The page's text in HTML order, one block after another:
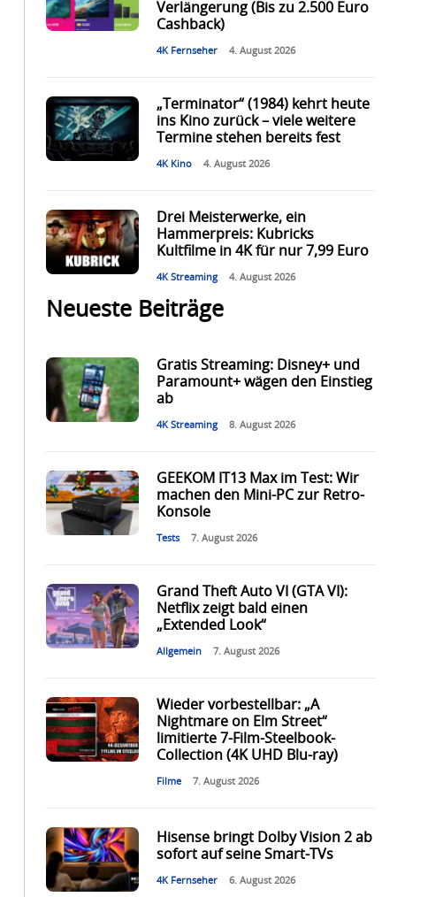
Verlängerung (Bis zu 2.500 Euro
Cashback)
4K Fernseher 4. August 2026
„Terminator“ (1984) kehrt heute
ins Kino zurück – viele weitere
Termine stehen bereits fest
4K Kino 4. August 2026
Drei Meisterwerke, ein
Hammerpreis: Kubricks
Kultfilme in 4K für nur 7,99 Euro
4K Streaming 4. August 2026
Neueste Beiträge
Gratis Streaming: Disney+ und
Paramount+ wägen den Einstieg
ab
4K Streaming 8. August 2026
GEEKOM IT13 Max im Test: Wir
machen den Mini-PC zur Retro-
Konsole
Tests 7. August 2026
Grand Theft Auto VI (GTA VI):
Netflix zeigt bald einen
„Extended Look“
Allgemein 7. August 2026
Wieder vorbestellbar: „A
Nightmare on Elm Street“
limitierte 7-Film-Steelbook-
Collection (4K UHD Blu-ray)
Filme 7. August 2026
Hisense bringt Dolby Vision 2 ab
sofort auf seine Smart-TVs
4K Fernseher 6. August 2026